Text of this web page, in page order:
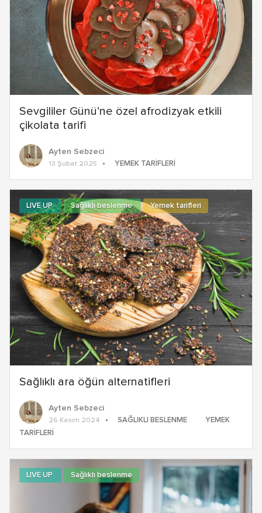
Sevgililer Günü’ne özel afrodizyak etkili
çikolata tarifi
Ayten Sebzeci
13 Şubat 2025 YEMEK TARIFLERI
Sağlıklı ara öğün alternatifleri
LIVE UP Sağlıklı beslenme Yemek tarifleri
Ayten Sebzeci
26 Kasım 2024 SAĞLIKLI BESLENME
YEMEK
TARIFLERI
LIVE UP Sağlıklı beslenme